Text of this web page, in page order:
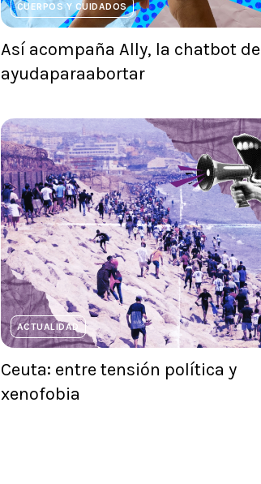
CUERPOS Y CUIDADOS
Así acompaña Ally, la chatbot de
ayudaparaabortar
ACTUALIDAD
Ceuta: entre tensión política y
xenofobia